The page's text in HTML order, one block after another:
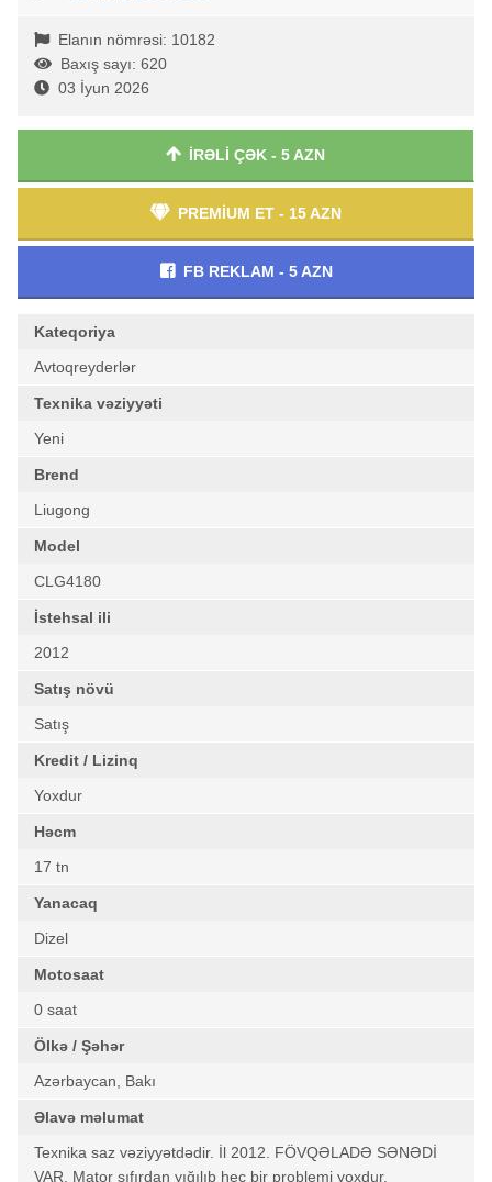
Elanın nömrəsi: 10182
Baxış sayı: 620
03 İyun 2026
İRƏLİ ÇƏK - 5 AZN
PREMİUM ET - 15 AZN
FB REKLAM - 5 AZN
Kateqoriya
Avtoqreyderlər
Texnika vəziyyəti
Yeni
Brend
Liugong
Model
CLG4180
İstehsal ili
2012
Satış növü
Satış
Kredit / Lizinq
Yoxdur
Həcm
17 tn
Yanacaq
Dizel
Motosaat
0 saat
Ölkə / Şəhər
Azərbaycan, Bakı
Əlavə məlumat
Texnika saz vəziyyətdədir. İl 2012. FÖVQƏLADƏ SƏNƏDİ
VAR. Mator sıfırdan yığılıb heç bir problemi yoxdur.